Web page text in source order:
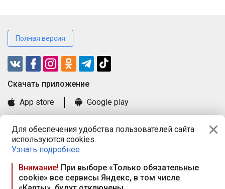
Для обеспечения удобства пользователей сайта
используются cookies.
Узнать подробнее
Внимание! При выборе «Только обязательные
cookie» все сервисы Яндекс, в том числе
Полная версия
Cкачать приложение
App store
Google play
Книга замечаний и предложений
Правила и документы
Praca.by © 2000—2026, ООО «ПРАЦА БАЙ»
Республика Беларусь, 220114, г. Минск, пр-т Независимости
117а, пом. № 9.